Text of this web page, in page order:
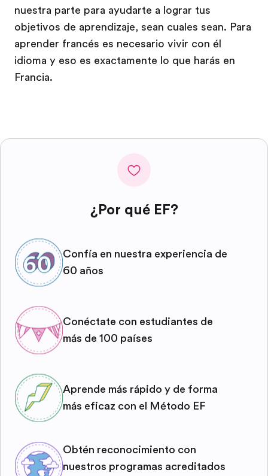
nuestra parte para ayudarte a lograr tus
objetivos de aprendizaje, sean cuales sean. Para
aprender francés es necesario vivir con él
idioma y eso es exactamente lo que harás en
Francia.
¿Por qué EF?
Confía en nuestra experiencia de
60 años
Conéctate con estudiantes de
más de 100 países
Aprende más rápido y de forma
más eficaz con el Método EF
Obtén reconocimiento con
nuestros programas acreditados